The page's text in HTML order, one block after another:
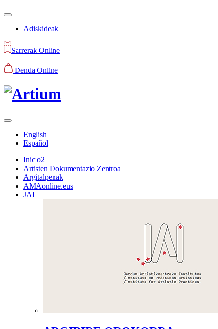
Adiskideak
Sarrerak Online
Denda Online
English
Español
Inicio2
Artisten Dokumentazio Zentroa
Argitalpenak
AMAonline.eus
JAI